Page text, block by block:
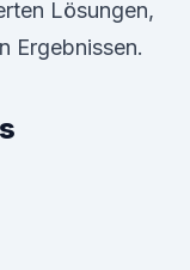
Lösungen,
Ergebnissen.